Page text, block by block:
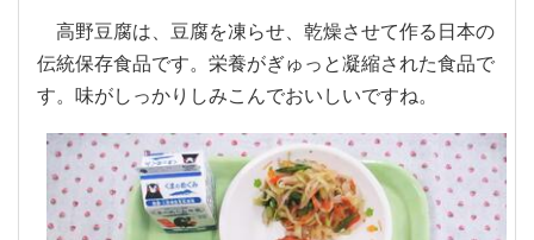
高野豆腐は、豆腐を凍らせ、乾燥させて作る日本の
伝統保存食品です。栄養がぎゅっと凝縮された食品で
す。味がしっかりしみこんでおいしいですね。